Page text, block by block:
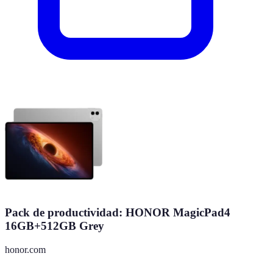
Pack de productividad: HONOR MagicPad4
16GB+512GB Grey
honor.com